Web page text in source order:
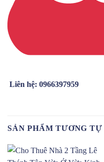
Liên hệ: 0966397959
SẢN PHẨM TƯƠNG TỰ